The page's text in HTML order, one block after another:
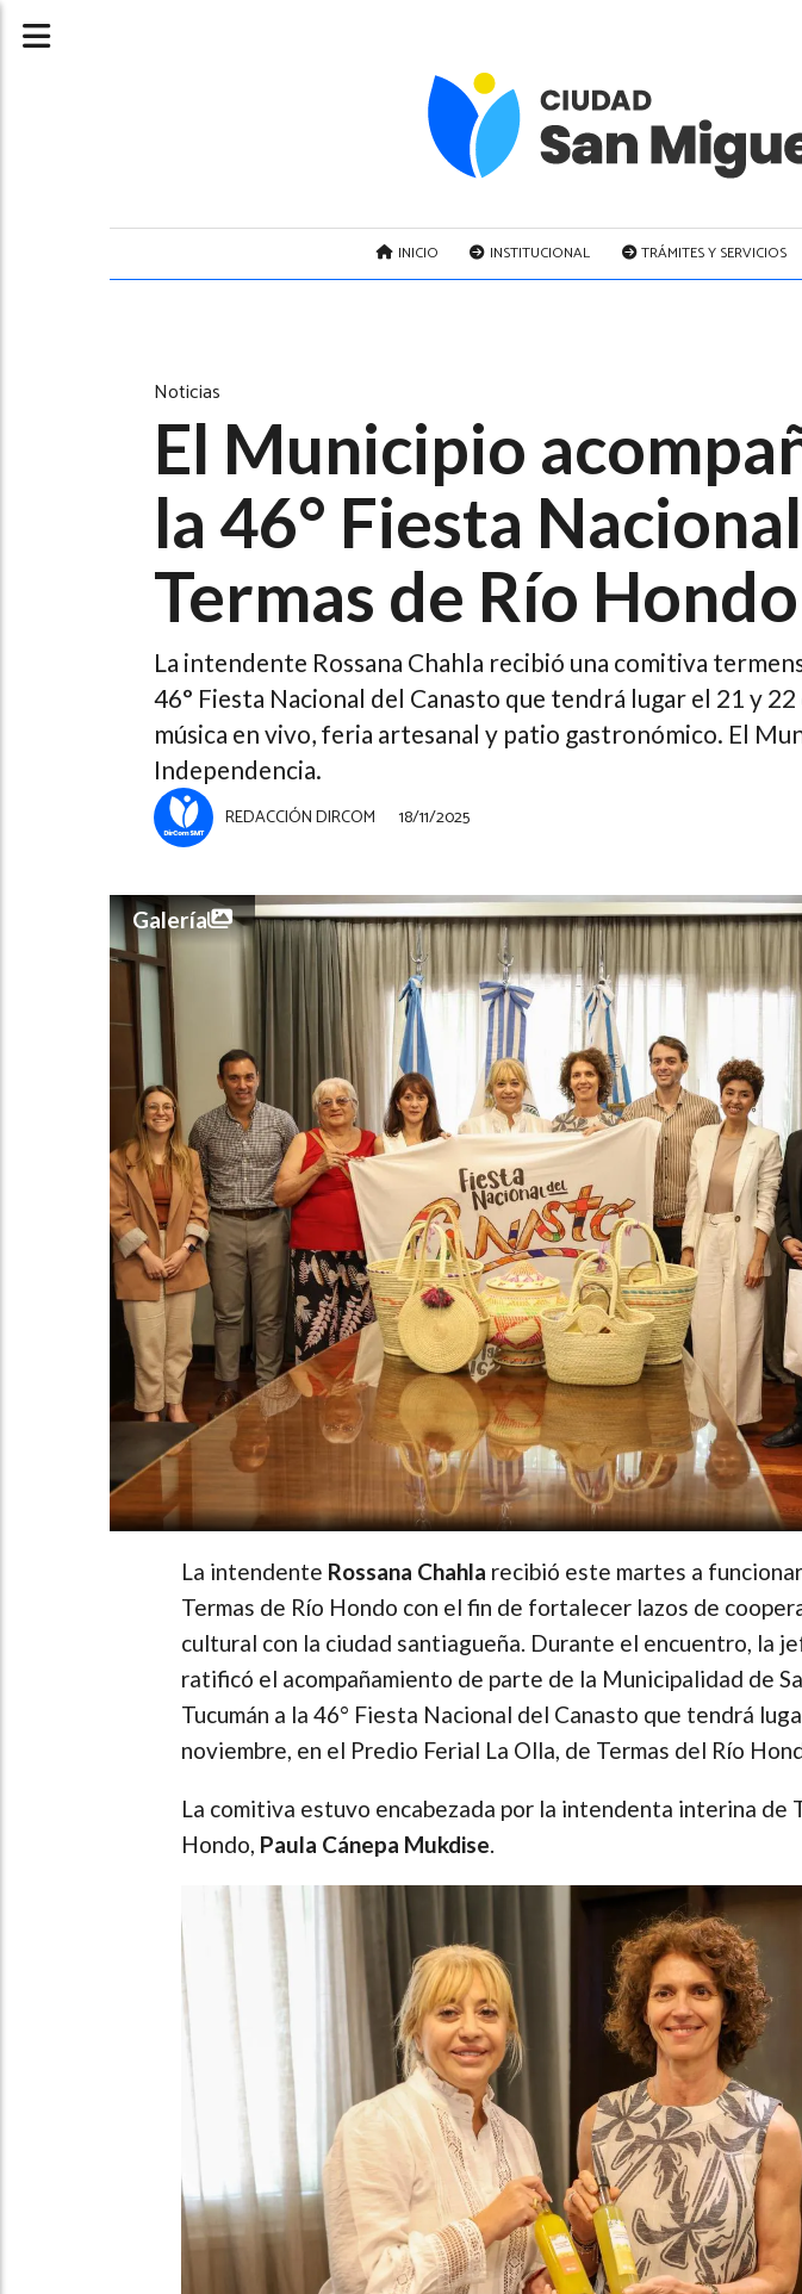
INICIO INSTITUCIONAL TRÁMITES Y SERVICIOS
El Municipio
la 46° Fiesta
Termas de Río Hondo
La intendente Rossana Chahla recibió una comitiva
46° Fiesta Nacional del Canasto que tendrá lugar el 21 y
música en vivo, feria artesanal y patio gastronómico. El
Independencia.
Noticias
18/11/2025
REDACCIÓN DIRCOM
Galería
La intendente Rossana Chahla recibió este martes a
Termas de Río Hondo con el fin de fortalecer lazos de
cultural con la ciudad santiagueña. Durante el encuentro, la
ratificó el acompañamiento de parte de la Municipalidad de
Tucumán a la 46° Fiesta Nacional del Canasto que tendrá
noviembre, en el Predio Ferial La Olla, de Termas del Río
La comitiva estuvo encabezada por la intendenta interina de
Hondo, Paula Cánepa Mukdise